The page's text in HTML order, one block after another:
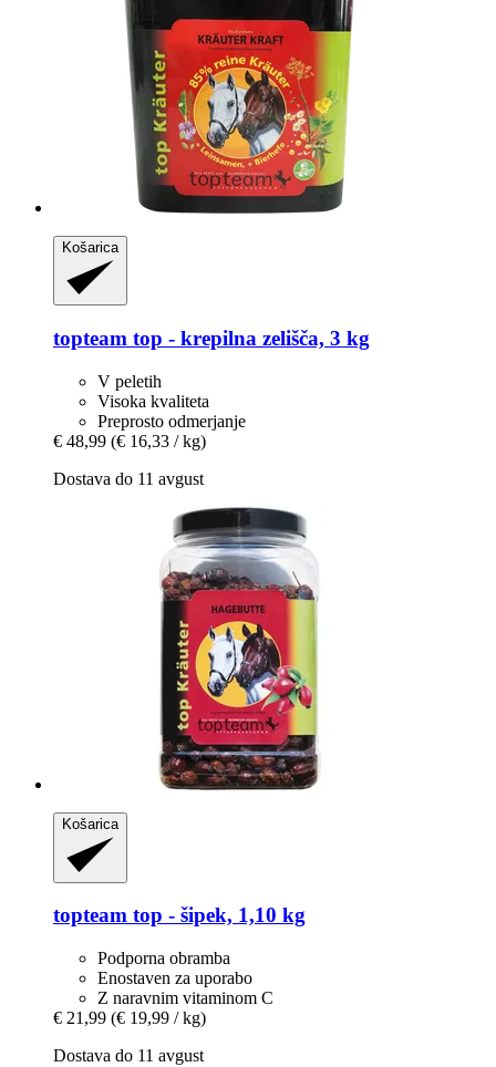
Košarica
topteam top -​ krepilna zelišča, 3 kg
V peletih
Visoka kvaliteta
Preprosto odmerjanje
€ 48,99 (€ 16,33 / kg)
Dostava do 11 avgust
Košarica
topteam top -​ šipek, 1,10 kg
Podporna obramba
Enostaven za uporabo
Z naravnim vitaminom C
€ 21,99 (€ 19,99 / kg)
Dostava do 11 avgust